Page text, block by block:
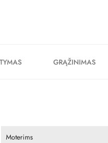
GRĄŽINIMAS
Moterims